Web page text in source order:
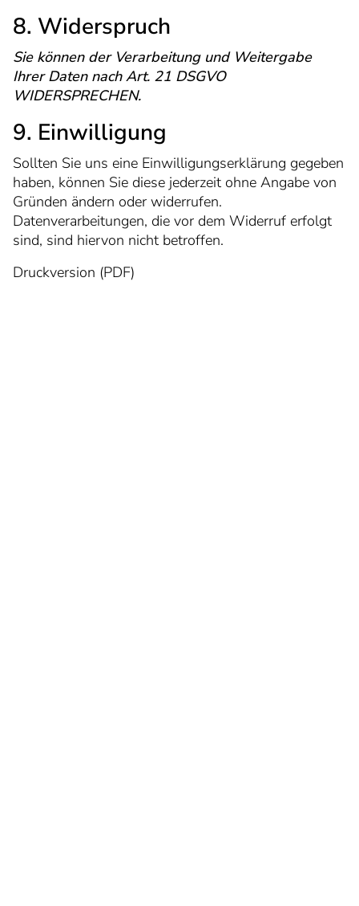
8. Widerspruch
Sie können der Verarbeitung und Weitergabe
Ihrer Daten nach Art. 21 DSGVO
WIDERSPRECHEN.
9. Einwilligung
Sollten Sie uns eine Einwilligungserklärung gegeben
haben, können Sie diese jederzeit ohne Angabe von
Gründen ändern oder widerrufen.
Datenverarbeitungen, die vor dem Widerruf erfolgt
sind, sind hiervon nicht betroffen.
Druckversion (PDF)